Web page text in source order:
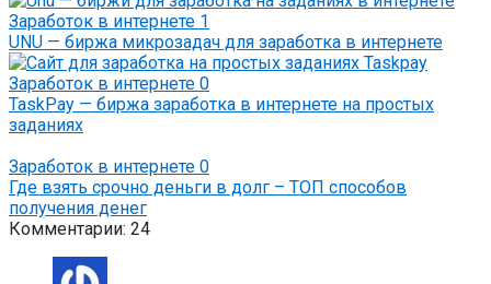
Заработок в интернете 1
UNU — биржа микрозадач для заработка в интернете
Заработок в интернете 0
TaskPay — биржа заработка в интернете на простых
заданиях
Заработок в интернете 0
Где взять срочно деньги в долг – ТОП способов
получения денег
Комментарии: 24